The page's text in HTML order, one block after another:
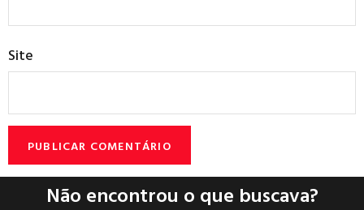
Site
Não encontrou o que buscava?